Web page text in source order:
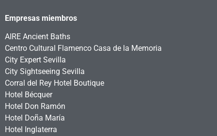
Empresas miembros
AIRE Ancient Baths
Centro Cultural Flamenco Casa de la Memoria
City Expert Sevilla
City Sightseeing Sevilla
Corral del Rey Hotel Boutique
Hotel Bécquer
Hotel Don Ramón
Hotel Doña María
Hotel Inglaterra